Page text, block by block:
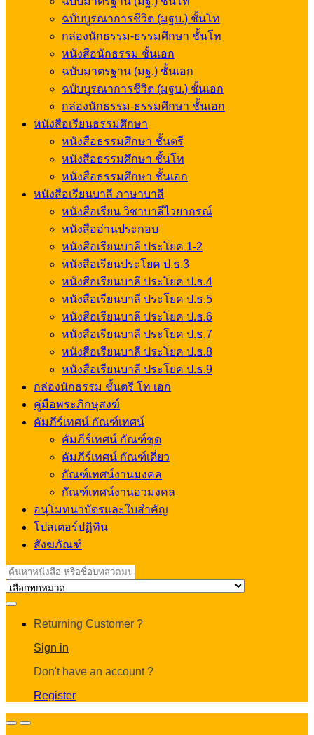
ฉบับบูรณาการชีวิต (มฐบ.) ชั้นโท
กล่องนักธรรม-ธรรมศึกษา ชั้นโท
หนังสือนักธรรม ชั้นเอก
ฉบับมาตรฐาน (มฐ.) ชั้นเอก
ฉบับบูรณาการชีวิต (มฐบ.) ชั้นเอก
กล่องนักธรรม-ธรรมศึกษา ชั้นเอก
หนังสือเรียนธรรมศึกษา
หนังสือธรรมศึกษา ชั้นตรี
หนังสือธรรมศึกษา ชั้นโท
หนังสือธรรมศึกษา ชั้นเอก
หนังสือเรียนบาลี ภาษาบาลี
หนังสือเรียน วิชาบาลีไวยากรณ์
หนังสืออ่านประกอบ
หนังสือเรียนบาลี ประโยค 1-2
หนังสือเรียนประโยค ป.ธ.3
หนังสือเรียนบาลี ประโยค ป.ธ.4
หนังสือเรียนบาลี ประโยค ป.ธ.5
หนังสือเรียนบาลี ประโยค ป.ธ.6
หนังสือเรียนบาลี ประโยค ป.ธ.7
หนังสือเรียนบาลี ประโยค ป.ธ.8
หนังสือเรียนบาลี ประโยค ป.ธ.9
กล่องนักธรรม ชั้นตรี โท เอก
คู่มือพระภิกษุสงฆ์
คัมภีร์เทศน์ กัณฑ์เทศน์
คัมภีร์เทศน์ กัณฑ์ชุด
คัมภีร์เทศน์ กัณฑ์เดี่ยว
กัณฑ์เทศน์งานมงคล
กัณฑ์เทศน์งานอวมงคล
อนุโมทนาบัตรและใบสำคัญ
โปสเตอร์ปฏิทิน
สังฆภัณฑ์
Search
for:
Returning Customer ?
Sign in
Don't have an account ?
Register
OpenClose